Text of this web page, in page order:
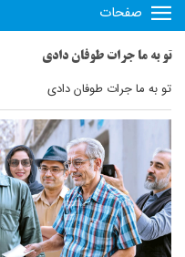
صفحات
تو به ما جرات طوفان دادی
تو به ما جرات طوفان دادی